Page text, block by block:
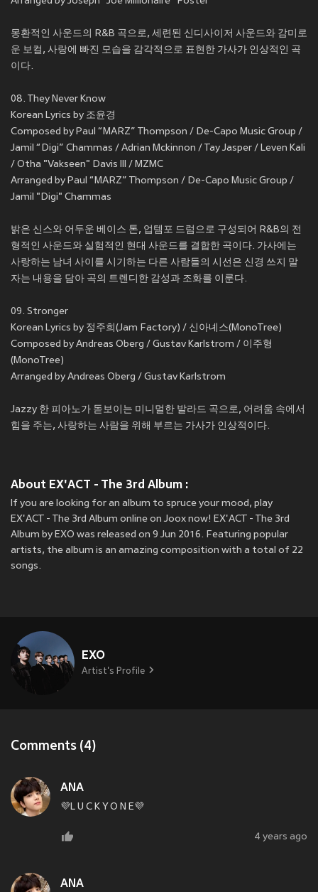
몽환적인 사운드의 R&B 곡으로, 세련된 신디사이저 사운드와 감미로
운 보컬, 사랑에 빠진 모습을 감각적으로 표현한 가사가 인상적인 곡
이다.
08. They Never Know
Korean Lyrics by 조윤경
Composed by Paul “MARZ” Thompson / De-Capo Music Group /
Jamil “Digi” Chammas / Adrian Mckinnon / Tay Jasper / Leven Kali
/ Otha "Vakseen" Davis III / MZMC
Arranged by Paul “MARZ” Thompson / De-Capo Music Group /
Jamil "Digi" Chammas
밝은 신스와 어두운 베이스 톤, 업템포 드럼으로 구성되어 R&B의 전
형적인 사운드와 실험적인 현대 사운드를 결합한 곡이다. 가사에는
사랑하는 남녀 사이를 시기하는 다른 사람들의 시선은 신경 쓰지 말
자는 내용을 담아 곡의 트렌디한 감성과 조화를 이룬다.
09. Stronger
Korean Lyrics by 정주희(Jam Factory) / 신아녜스(MonoTree)
Composed by Andreas Oberg / Gustav Karlstrom / 이주형
(MonoTree)
Arranged by Andreas Oberg / Gustav Karlstrom
Jazzy 한 피아노가 돋보이는 미니멀한 발라드 곡으로, 어려움 속에서
힘을 주는, 사랑하는 사람을 위해 부르는 가사가 인상적이다.
About EX'ACT - The 3rd Album :
If you are looking for an album to spruce your mood, play
EX'ACT - The 3rd Album online on Joox now! EX'ACT - The 3rd
Album by EXO was released on 9 Jun 2016. Featuring popular
artists, the album is an amazing composition with a total of 22
songs.
EXO
Artist's Profile
Comments (4)
ANA
💜L U C K Y O N E💜
4 years ago
ANA